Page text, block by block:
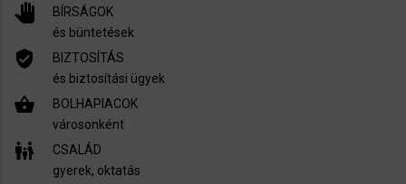
pan_tool
BÍRSÁGOK
és büntetések
verified_user
BIZTOSÍTÁS
és biztosítási ügyek
shopping_basket
BOLHAPIACOK
városonként
family_restroom
CSALÁD
gyerek, oktatás